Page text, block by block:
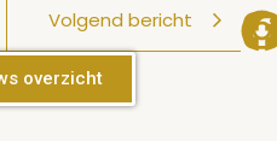
Volgend bericht
overzicht